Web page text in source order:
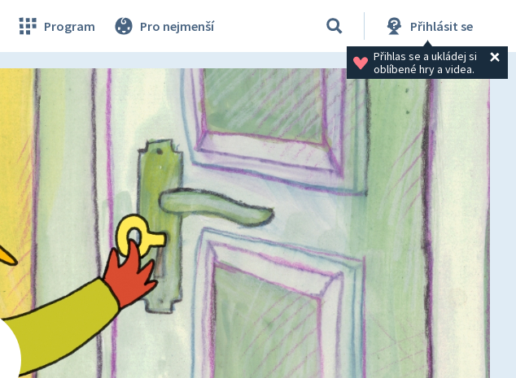
Program Pro nejmenší Přihlásit se
Přihlas se a ukládej si
oblíbené hry a videa.